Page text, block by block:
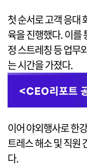
첫 순서로 고객 응대
육을 진행했다. 이를
정 스트레칭 등 업무
는 시간을 가졌다.
이어 야외행사로 한
트레스 해소 및 직원
다.